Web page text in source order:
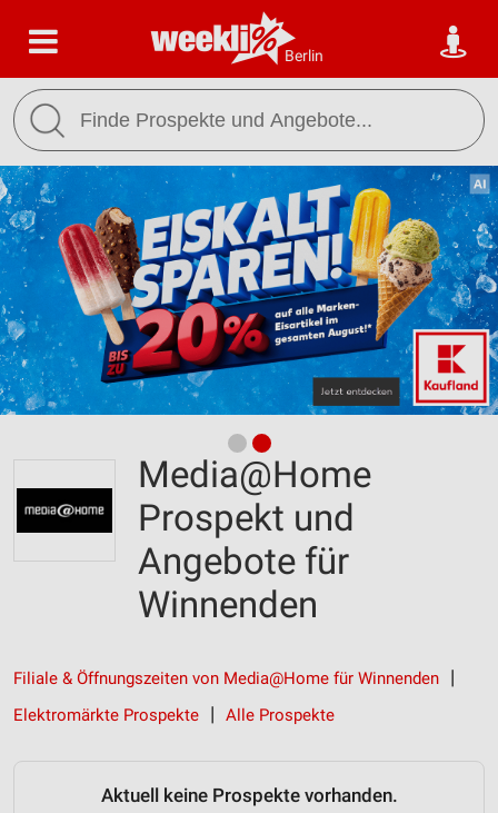
Berlin
Media@Home
Prospekt und
Angebote für
Winnenden
Filiale & Öffnungszeiten von Media@Home für Winnenden
Elektromärkte Prospekte
Alle Prospekte
Aktuell keine Prospekte vorhanden.